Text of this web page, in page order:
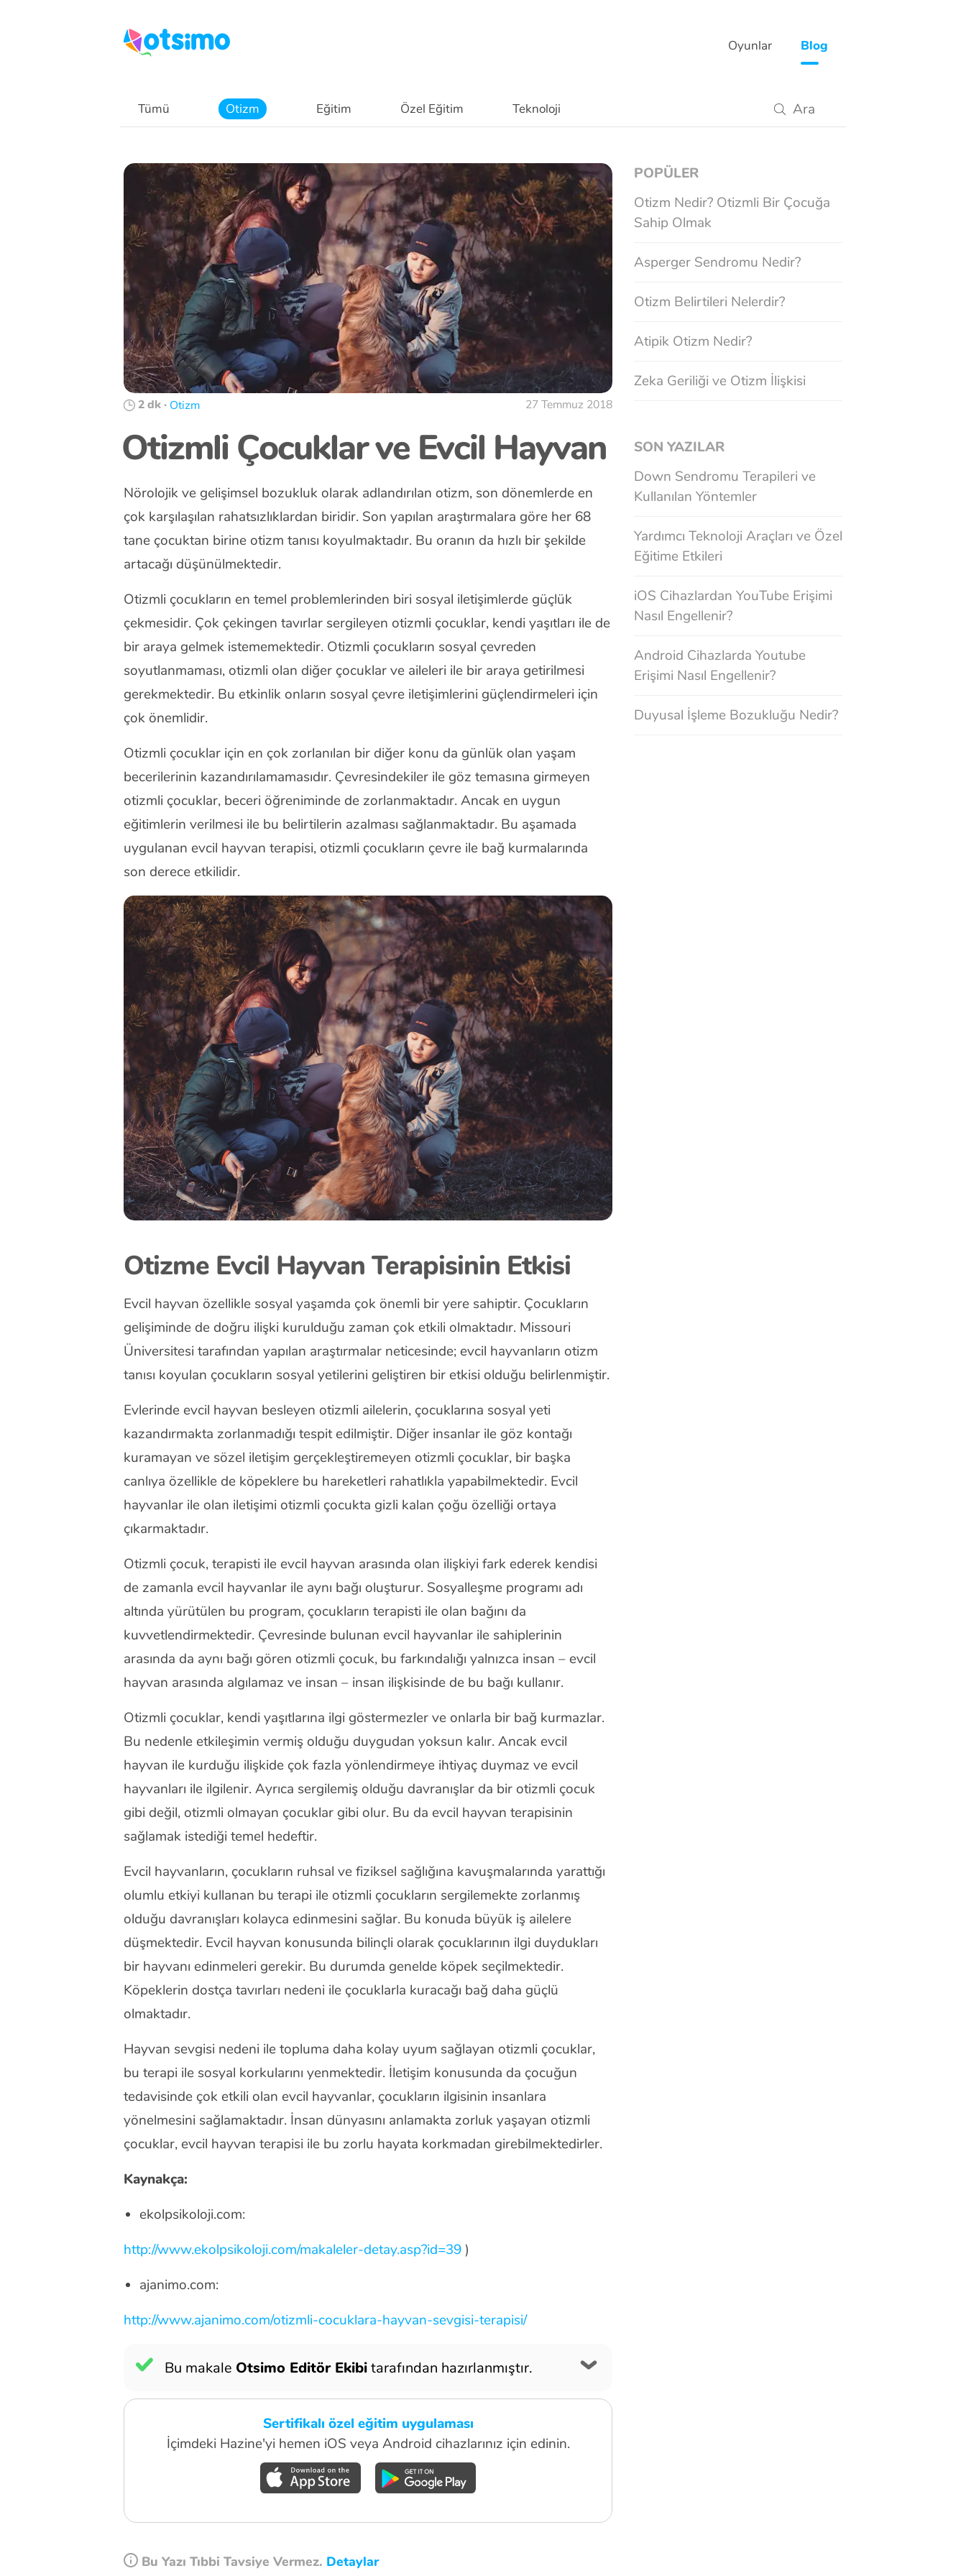
Oyunlar Blog
Tümü Otizm Eğitim Özel Eğitim Teknoloji
2 dk · Otizm 27 Temmuz 2018
Otizmli Çocuklar ve Evcil Hayvan
Nörolojik ve gelişimsel bozukluk olarak adlandırılan otizm, son dönemlerde en
çok karşılaşılan rahatsızlıklardan biridir. Son yapılan araştırmalara göre her 68
tane çocuktan birine otizm tanısı koyulmaktadır. Bu oranın da hızlı bir şekilde
artacağı düşünülmektedir.
Otizmli çocukların en temel problemlerinden biri sosyal iletişimlerde güçlük
çekmesidir. Çok çekingen tavırlar sergileyen otizmli çocuklar, kendi yaşıtları ile de
bir araya gelmek istememektedir. Otizmli çocukların sosyal çevreden
soyutlanmaması, otizmli olan diğer çocuklar ve aileleri ile bir araya getirilmesi
gerekmektedir. Bu etkinlik onların sosyal çevre iletişimlerini güçlendirmeleri için
çok önemlidir.
Otizmli çocuklar için en çok zorlanılan bir diğer konu da günlük olan yaşam
becerilerinin kazandırılamamasıdır. Çevresindekiler ile göz temasına girmeyen
otizmli çocuklar, beceri öğreniminde de zorlanmaktadır. Ancak en uygun
eğitimlerin verilmesi ile bu belirtilerin azalması sağlanmaktadır. Bu aşamada
uygulanan evcil hayvan terapisi, otizmli çocukların çevre ile bağ kurmalarında
son derece etkilidir.
Otizme Evcil Hayvan Terapisinin Etkisi
Evcil hayvan özellikle sosyal yaşamda çok önemli bir yere sahiptir. Çocukların
gelişiminde de doğru ilişki kurulduğu zaman çok etkili olmaktadır. Missouri
Üniversitesi tarafından yapılan araştırmalar neticesinde; evcil hayvanların otizm
tanısı koyulan çocukların sosyal yetilerini geliştiren bir etkisi olduğu belirlenmiştir.
Evlerinde evcil hayvan besleyen otizmli ailelerin, çocuklarına sosyal yeti
kazandırmakta zorlanmadığı tespit edilmiştir. Diğer insanlar ile göz kontağı
kuramayan ve sözel iletişim gerçekleştiremeyen otizmli çocuklar, bir başka
canlıya özellikle de köpeklere bu hareketleri rahatlıkla yapabilmektedir. Evcil
hayvanlar ile olan iletişimi otizmli çocukta gizli kalan çoğu özelliği ortaya
çıkarmaktadır.
Otizmli çocuk, terapisti ile evcil hayvan arasında olan ilişkiyi fark ederek kendisi
de zamanla evcil hayvanlar ile aynı bağı oluşturur. Sosyalleşme programı adı
altında yürütülen bu program, çocukların terapisti ile olan bağını da
kuvvetlendirmektedir. Çevresinde bulunan evcil hayvanlar ile sahiplerinin
arasında da aynı bağı gören otizmli çocuk, bu farkındalığı yalnızca insan – evcil
hayvan arasında algılamaz ve insan – insan ilişkisinde de bu bağı kullanır.
Otizmli çocuklar, kendi yaşıtlarına ilgi göstermezler ve onlarla bir bağ kurmazlar.
Bu nedenle etkileşimin vermiş olduğu duygudan yoksun kalır. Ancak evcil
hayvan ile kurduğu ilişkide çok fazla yönlendirmeye ihtiyaç duymaz ve evcil
hayvanları ile ilgilenir. Ayrıca sergilemiş olduğu davranışlar da bir otizmli çocuk
gibi değil, otizmli olmayan çocuklar gibi olur. Bu da evcil hayvan terapisinin
sağlamak istediği temel hedeftir.
Evcil hayvanların, çocukların ruhsal ve fiziksel sağlığına kavuşmalarında yarattığı
olumlu etkiyi kullanan bu terapi ile otizmli çocukların sergilemekte zorlanmış
olduğu davranışları kolayca edinmesini sağlar. Bu konuda büyük iş ailelere
düşmektedir. Evcil hayvan konusunda bilinçli olarak çocuklarının ilgi duydukları
bir hayvanı edinmeleri gerekir. Bu durumda genelde köpek seçilmektedir.
Köpeklerin dostça tavırları nedeni ile çocuklarla kuracağı bağ daha güçlü
olmaktadır.
Hayvan sevgisi nedeni ile topluma daha kolay uyum sağlayan otizmli çocuklar,
bu terapi ile sosyal korkularını yenmektedir. İletişim konusunda da çocuğun
tedavisinde çok etkili olan evcil hayvanlar, çocukların ilgisinin insanlara
yönelmesini sağlamaktadır. İnsan dünyasını anlamakta zorluk yaşayan otizmli
çocuklar, evcil hayvan terapisi ile bu zorlu hayata korkmadan girebilmektedirler.
Kaynakça:
ekolpsikoloji.com:
http://www.ekolpsikoloji.com/makaleler-detay.asp?id=39 )
ajanimo.com:
http://www.ajanimo.com/otizmli-cocuklara-hayvan-sevgisi-terapisi/
Bu makale Otsimo Editör Ekibitarafından hazırlanmıştır.
Sertifikalı özel eğitim uygulaması
İçimdeki Hazine'yi hemen iOS veya Android cihazlarınız için edinin.
Bu Yazı Tıbbi Tavsiye Vermez. Detaylar
POPÜLER
Otizm Nedir? Otizmli Bir Çocuğa
Sahip Olmak
Asperger Sendromu Nedir?
Otizm Belirtileri Nelerdir?
Atipik Otizm Nedir?
Zeka Geriliği ve Otizm İlişkisi
SON YAZILAR
Down Sendromu Terapileri ve
Kullanılan Yöntemler
Yardımcı Teknoloji Araçları ve Özel
Eğitime Etkileri
iOS Cihazlardan YouTube Erişimi
Nasıl Engellenir?
Android Cihazlarda Youtube
Erişimi Nasıl Engellenir?
Duyusal İşleme Bozukluğu Nedir?